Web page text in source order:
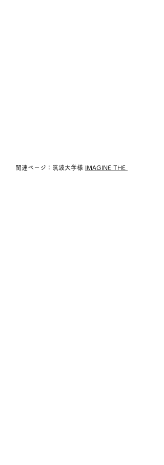
関連ページ：筑波大学様 IMAGINE THE